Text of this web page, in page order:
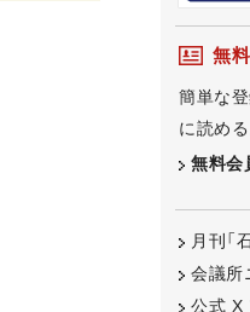
無
簡単な
に読め
無料会
月刊「
会議所
公式 X